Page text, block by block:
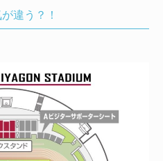
違う？！